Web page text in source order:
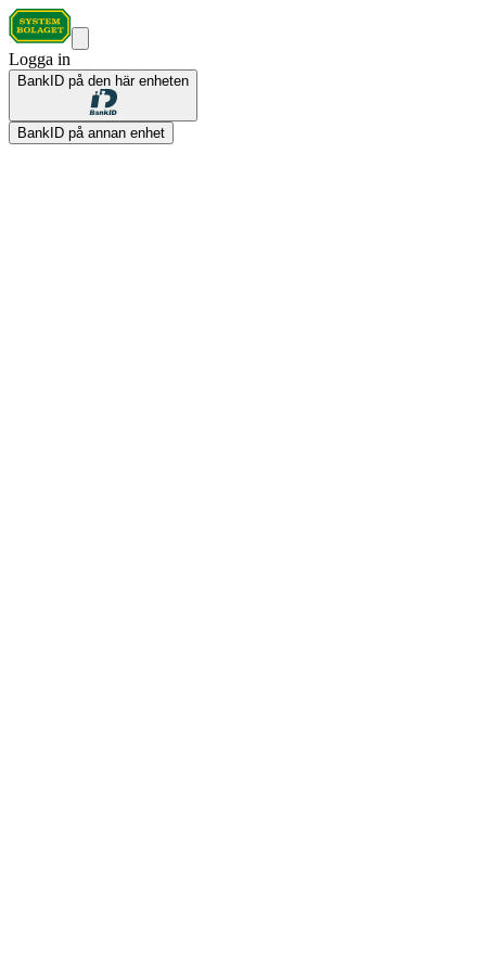
Logga in
BankID på den här enheten
BankID på annan enhet